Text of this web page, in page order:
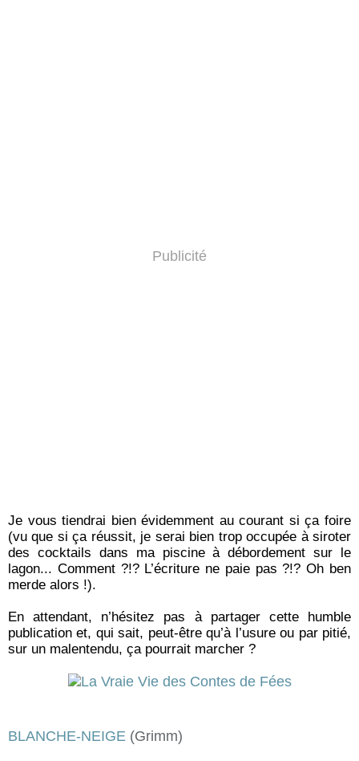
Publicité
Je vous tiendrai bien évidemment au courant si ça foire
(vu que si ça réussit, je serai bien trop occupée à siroter
des cocktails dans ma piscine à débordement sur le
lagon... Comment ?!? L’écriture ne paie pas ?!? Oh ben
merde alors !).
En attendant, n’hésitez pas à partager cette humble
publication et, qui sait, peut-être qu’à l’usure ou par pitié,
sur un malentendu, ça pourrait marcher ?
BLANCHE-NEIGE (Grimm)